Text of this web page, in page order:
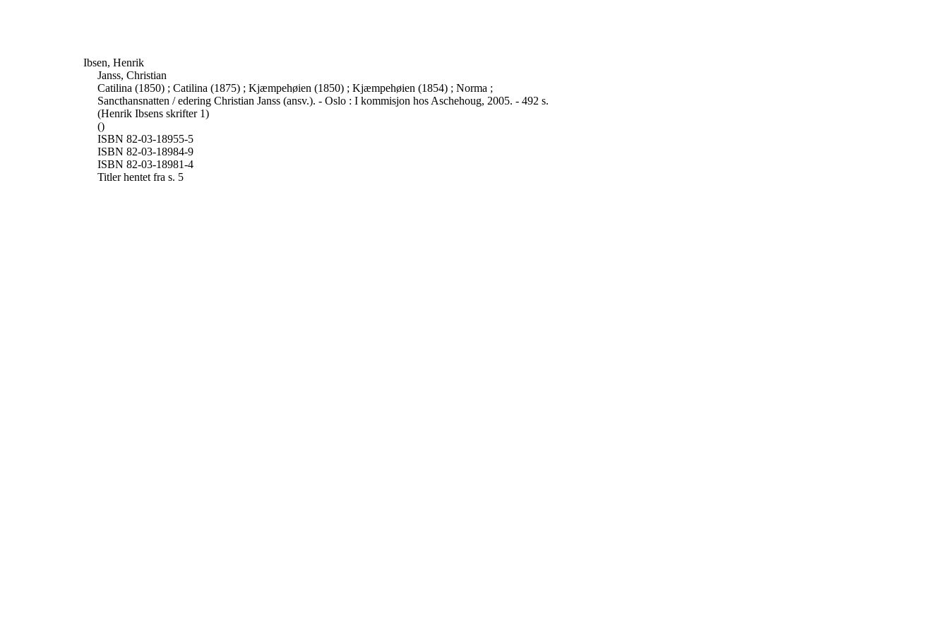
Ibsen, Henrik
Janss, Christian
Catilina (1850) ; Catilina (1875) ; Kjæmpehøien (1850) ; Kjæmpehøien (1854) ; Norma ;
Sancthansnatten / edering Christian Janss (ansv.). - Oslo : I kommisjon hos Aschehoug, 2005. - 492 s.
(Henrik Ibsens skrifter 1)
()
ISBN 82-03-18955-5
ISBN 82-03-18984-9
ISBN 82-03-18981-4
Titler hentet fra s. 5